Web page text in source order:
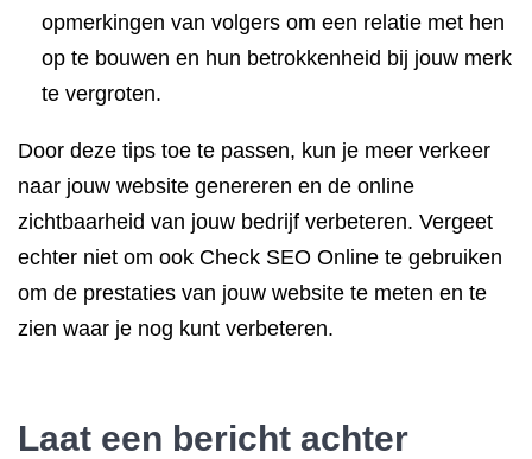
opmerkingen van volgers om een ​​relatie met hen
op te bouwen en hun betrokkenheid bij jouw merk
te vergroten.
Door deze tips toe te passen, kun je meer verkeer
naar jouw website genereren en de online
zichtbaarheid van jouw bedrijf verbeteren. Vergeet
echter niet om ook Check SEO Online te gebruiken
om de prestaties van jouw website te meten en te
zien waar je nog kunt verbeteren.
Laat een bericht achter